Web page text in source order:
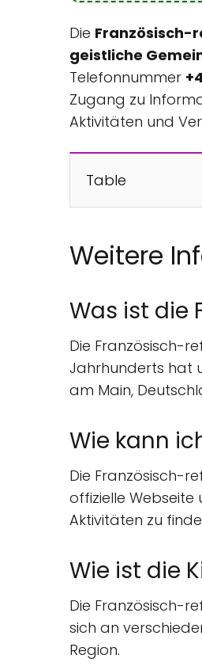
Die Französisch-
geistliche
Telefonnummer
Zugang zu
Aktivitäten und
Table
Weitere
Was ist die
Die Französisch-
Jahrhunderts hat
am Main,
Wie kann
Die Französisch-
offizielle
Aktivitäten zu
Wie ist die
Die Französisch-
sich an
Region.